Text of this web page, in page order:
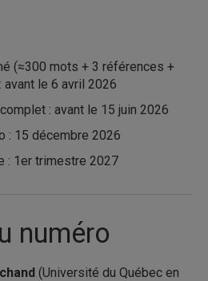
(≈300 mots + 3 références +
le 6 avril 2026
: avant le 15 juin 2026
: 15 décembre 2026
: 1er trimestre 2027
numéro
(Université du Québec en